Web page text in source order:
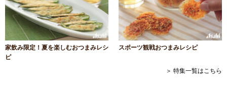
家飲み限定！夏を楽しむおつまみレシ
ピ
スポーツ観戦おつまみレシピ
＞ 特集一覧はこちら